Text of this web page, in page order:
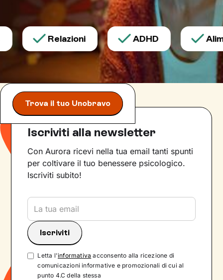
Relazioni ADHD
Trova il tuo Unobravo
Iscriviti alla newsletter
Con Aurora ricevi nella tua email tanti spunti
per coltivare il tuo benessere psicologico.
Iscriviti subito!
Letta l'informativa acconsento alla ricezione di
comunicazioni informative e promozionali di cui al
punto 4.C della stessa